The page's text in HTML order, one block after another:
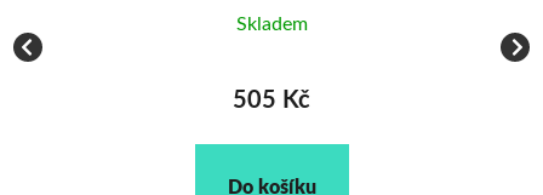
Skladem
505 Kč
Do košíku